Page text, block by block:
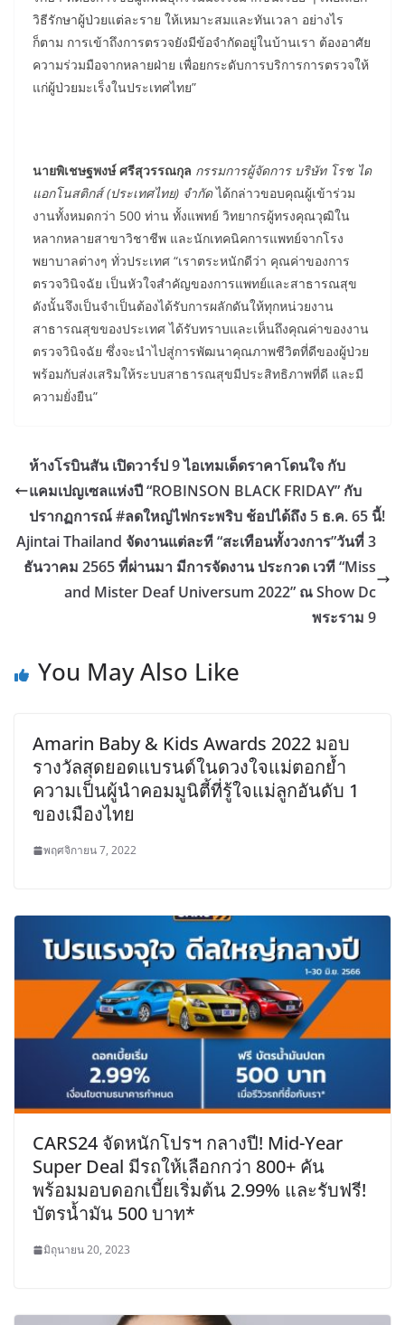
วิธีรักษาผู้ป่วยแต่ละราย ให้เหมาะสมและทันเวลา อย่างไร
ก็ตาม การเข้าถึงการตรวจยังมีข้อจำกัดอยู่ในบ้านเรา ต้องอาศัย
ความร่วมมือจากหลายฝ่าย เพื่อยกระดับการบริการการตรวจให้
แก่ผู้ป่วยมะเร็งในประเทศไทย”
นายพิเชษฐพงษ์ ศรีสุวรรณกุล กรรมการผู้จัดการ บริษัท โรช ได
แอกโนสติกส์(ประเทศไทย) จำกัดได้กล่าวขอบคุณผู้เข้าร่วม
งานทั้งหมดกว่า 500 ท่าน ทั้งแพทย์ วิทยากรผู้ทรงคุณวุฒิใน
หลากหลายสาขาวิชาชีพ และนักเทคนิคการแพทย์จากโรง
พยาบาลต่างๆ ทั่วประเทศ “เราตระหนักดีว่า คุณค่าของการ
ตรวจวินิจฉัย เป็นหัวใจสำคัญของการแพทย์และสาธารณสุข
ดังนั้นจึงเป็นจำเป็นต้องได้รับการผลักดันให้ทุกหน่วยงาน
สาธารณสุขของประเทศ ได้รับทราบและเห็นถึงคุณค่าของงาน
ตรวจวินิจฉัย ซึ่งจะนำไปสู่การพัฒนาคุณภาพชีวิตที่ดีของผู้ป่วย
พร้อมกับส่งเสริมให้ระบบสาธารณสุขมีประสิทธิภาพที่ดี และมี
ความยั่งยืน”
ห้างโรบินสัน เปิดวาร์ป 9 ไอเทมเด็ดราคาโดนใจ กับ
แคมเปญเซลแห่งปี “ROBINSON BLACK FRIDAY” กับ
ปรากฏการณ์ #ลดใหญ่ไฟกระพริบ ช้อปได้ถึง 5 ธ.ค. 65 นี้!
Ajintai Thailand จัดงานแต่ละที “สะเทือนทั้งวงการ”วันที่ 3
ธันวาคม 2565 ที่ผ่านมา มีการจัดงาน ประกวด เวที “Miss
and Mister Deaf Universum 2022” ณ Show Dc
พระราม 9
You May Also Like
Amarin Baby & Kids Awards 2022 มอบ
รางวัลสุดยอดแบรนด์ในดวงใจแม่ตอกย้ำ
ความเป็นผู้นำคอมมูนิตี้ที่รู้ใจแม่ลูกอันดับ 1
ของเมืองไทย
พฤศจิกายน 7, 2022
CARS24 จัดหนักโปรฯ กลางปี! Mid-Year
Super Deal มีรถให้เลือกกว่า 800+ คัน
พร้อมมอบดอกเบี้ยเริ่มต้น 2.99% และรับฟรี!
บัตรน้ำมัน 500 บาท*
มิถุนายน 20, 2023